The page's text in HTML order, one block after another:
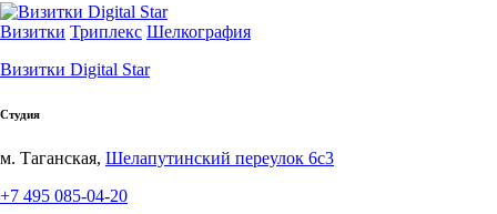
Визитки Триплекс Шелкография
Визитки Digital Star
Студия
м. Таганская, Шелапутинский переулок 6с3
+7 495 085-04-20